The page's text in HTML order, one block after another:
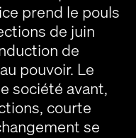
prend le pouls
de juin
de
pouvoir. Le
société avant,
courte
se